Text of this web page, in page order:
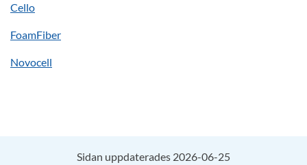
Cello
FoamFiber
Novocell
Sidan uppdaterades 2026-06-25